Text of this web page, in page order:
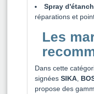
Spray
réparations et
Les
Dans cette
signées SIKA
propose des